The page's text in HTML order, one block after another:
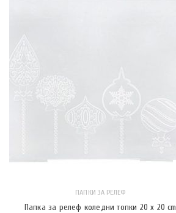
ПАПКИ ЗА РЕЛЕФ
Папка за релеф коледни топки 20 x 20 cm